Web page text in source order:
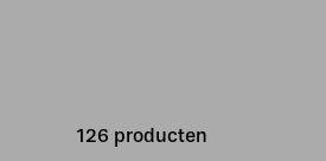
126 producten